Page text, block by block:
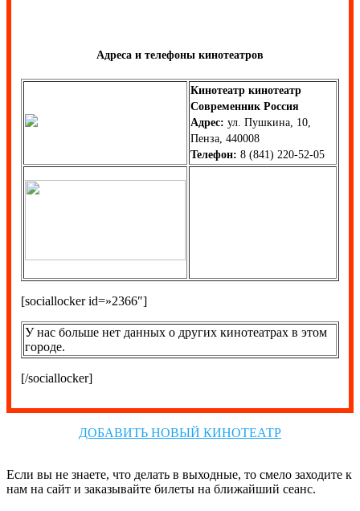
Адреса и телефоны кинотеатров
Кинотеатр кинотеатр
Современник Россия
Адрес: ул. Пушкина, 10,
Пенза, 440008
Телефон: 8 (841) 220-52-05
[sociallocker id=»2366″]
У нас больше нет данных о других кинотеатрах в этом
городе.
[/sociallocker]
ДОБАВИТЬ НОВЫЙ КИНОТЕАТР
Если вы не знаете, что делать в выходные, то смело заходите к
нам на сайт и заказывайте билеты на ближайший сеанс.